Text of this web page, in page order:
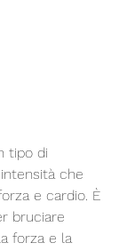
tipo di
che
e cardio. È
bruciare
forza e la